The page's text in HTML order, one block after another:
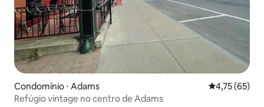
Condomínio ⋅ Adams 4,75 de uma
4,75 (65)
Refúgio vintage no centro de Adams